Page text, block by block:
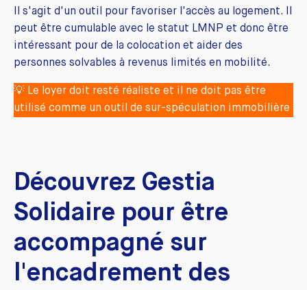
Il s'agit d'un outil pour favoriser l'accès au logement. Il
peut être cumulable avec le statut LMNP et donc être
intéressant pour de la colocation et aider des
personnes solvables à revenus limités en mobilité.
💡 Le loyer doit resté réaliste et il ne doit pas être
utilisé comme un outil de sur-spéculation immobilière
Découvrez Gestia
Solidaire pour être
accompagné sur
l'encadrement des